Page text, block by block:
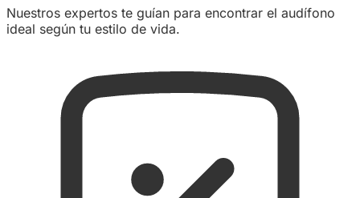
Nuestros expertos te guían para encontrar el audífono
ideal según tu estilo de vida.